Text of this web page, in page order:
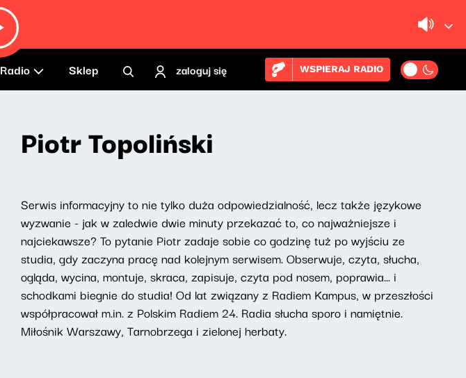
Radio Sklep zaloguj się WSPIERAJ RADIO
Piotr Topoliński
Serwis informacyjny to nie tylko duża odpowiedzialność, lecz także językowe
wyzwanie - jak w zaledwie dwie minuty przekazać to, co najważniejsze i
najciekawsze? To pytanie Piotr zadaje sobie co godzinę tuż po wyjściu ze
studia, gdy zaczyna pracę nad kolejnym serwisem. Obserwuje, czyta, słucha,
ogląda, wycina, montuje, skraca, zapisuje, czyta pod nosem, poprawia... i
schodkami biegnie do studia! Od lat związany z Radiem Kampus, w przeszłości
współpracował m.in. z Polskim Radiem 24. Radia słucha sporo i namiętnie.
Miłośnik Warszawy, Tarnobrzega i zielonej herbaty.